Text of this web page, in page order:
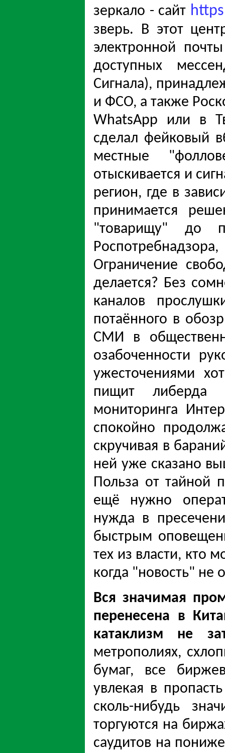
зеркало - сайт
зверь. В этот
электронной
доступных
Сигнала),
и ФСО, а также
WhatsApp или в
сделал фейковый
местные
отыскивается и
регион, где в
принимается
"товарищу" до
Ограничение
делается? Без
каналов
потаённого в
СМИ в
озабоченности
ужесточениями
пищит либерда
мониторинга
спокойно
скручивая в
ней уже сказано
Польза от тайной
ещё нужно
нужда в
быстрым
тех из власти, кто
когда "новость" не
Вся значимая
перенесена в
катаклизм не
метрополиях,
бумаг, все
увлекая в
сколь-нибудь
торгуются на
саудитов на